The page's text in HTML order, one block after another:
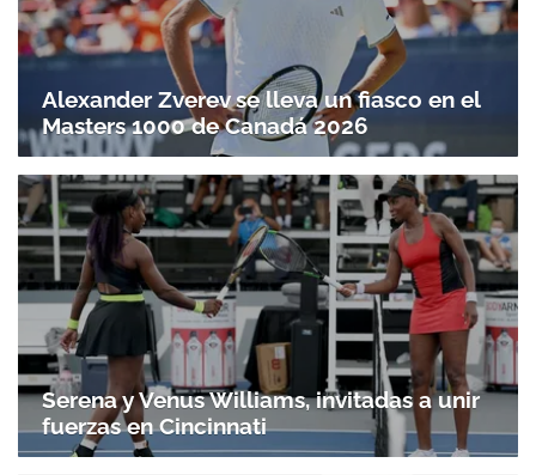
Alexander Zverev se lleva un fiasco en el
Masters 1000 de Canadá 2026
Serena y Venus Williams, invitadas a unir
fuerzas en Cincinnati